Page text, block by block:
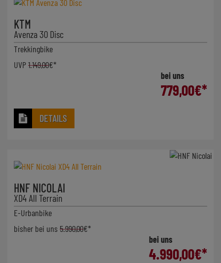
KTM
Avenza 30 Disc
Trekkingbike
UVP1.149,00€*
bei uns
779,00€*
DETAILS
HNF NICOLAI
XD4 All Terrain
E-Urbanbike
bisher bei uns 5.990,00€*
bei uns
4.990,00€*